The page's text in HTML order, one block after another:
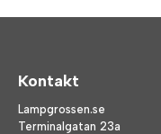
Kontakt
Lampgrossen.se
Terminalgatan 23a